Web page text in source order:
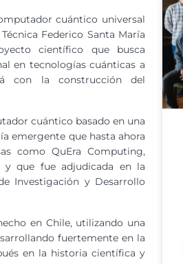
cuántico universal
Federico Santa María
científico que busca
en tecnologías cuánticas a
con la construcción del
cuántico basado en una
emergente que hasta ahora
como QuEra Computing,
y que fue adjudicada en la
Investigación y Desarrollo
en Chile, utilizando una
fuertemente en la
en la historia científica y